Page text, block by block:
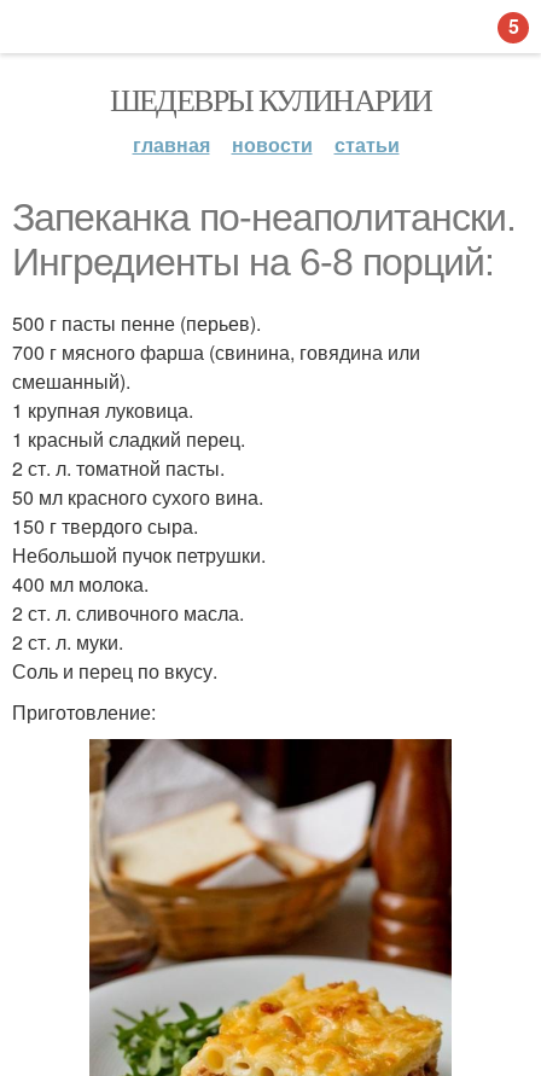
ШЕДЕВРЫ КУЛИНАРИИ
главная новости статьи
Запеканка по-неаполитански.
Ингредиенты на 6-8 порций:
500 г пасты пенне (перьев).
700 г мясного фарша (свинина, говядина или
смешанный).
1 крупная луковица.
1 красный сладкий перец.
2 ст. л. томатной пасты.
50 мл красного сухого вина.
150 г твердого сыра.
Небольшой пучок петрушки.
400 мл молока.
2 ст. л. сливочного масла.
2 ст. л. муки.
Соль и перец по вкусу.
Приготовление:
5